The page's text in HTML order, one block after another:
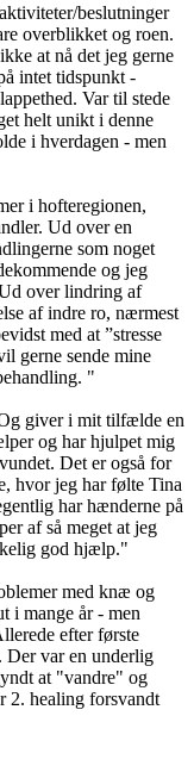
beslutninger
overblikket og roen.
at nå det jeg gerne
intet tidspunkt -
Var til stede
helt unikt i denne
i hverdagen - men
i hofteregionen,
Ud over en
som noget
og jeg
over lindring af
af indre ro, nærmest
med at ”stresse
gerne sende mine
"
giver i mit tilfælde en
og har hjulpet mig
Det er også for
hvor jeg har følte Tina
har hænderne på
af så meget at jeg
god hjælp."
med knæ og
i mange år - men
efter første
Der var en underlig
at "vandre" og
2. healing forsvandt